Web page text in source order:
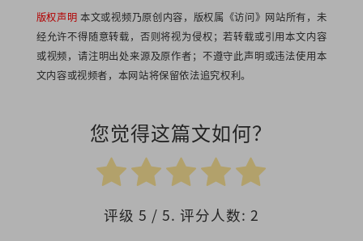
版权声明本文或视频乃原创内容，版权属《访问》网站所有，未
经允许不得随意转载，否则将视为侵权；若转载或引用本文内容
或视频，请注明出处来源及原作者；不遵守此声明或违法使用本
文内容或视频者，本网站将保留依法追究权利。
您觉得这篇文如何？
评级 5 / 5. 评分人数: 2